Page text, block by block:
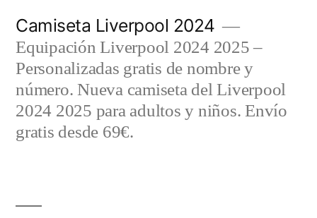
contenido
Camiseta Liverpool 2024
Equipación Liverpool 2024 2025 –
Personalizadas gratis de nombre y
número. Nueva camiseta del Liverpool
2024 2025 para adultos y niños. Envío
gratis desde 69€.